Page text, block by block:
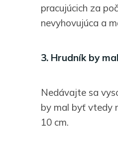
pracujúcich za
nevyhovujúca a
3. Hrudník by
Nedávajte sa
by mal byť vtedy
10 cm.